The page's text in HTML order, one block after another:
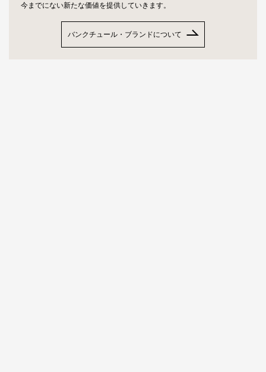
今までにない新たな価値を提供していきます。
バンクチュール・ブランドについて